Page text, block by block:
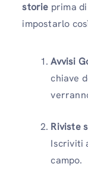
storie prima
impostarlo
Avvisi
chiave
Riviste
Iscriviti
campo.